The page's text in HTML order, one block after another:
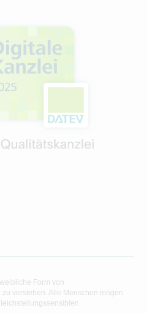
Form von
verstehen. Alle Menschen mögen